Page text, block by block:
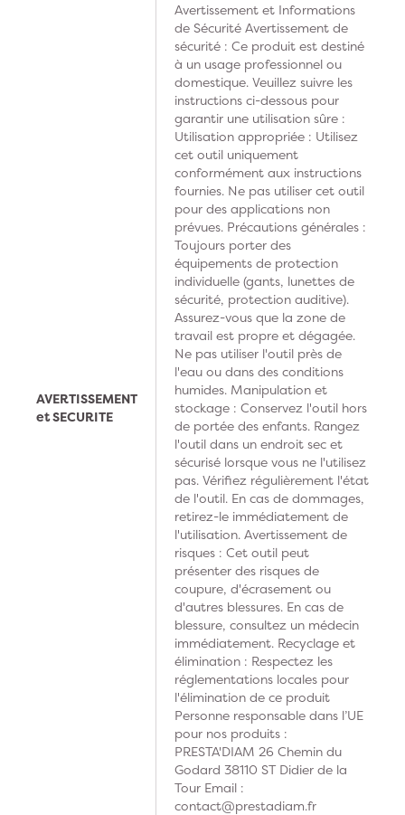
AVERTISSEMENT
et SECURITE
Avertissement et Informations
de Sécurité Avertissement de
sécurité : Ce produit est destiné
à un usage professionnel ou
domestique. Veuillez suivre les
instructions ci-dessous pour
garantir une utilisation sûre :
Utilisation appropriée : Utilisez
cet outil uniquement
conformément aux instructions
fournies. Ne pas utiliser cet outil
pour des applications non
prévues. Précautions générales :
Toujours porter des
équipements de protection
individuelle (gants, lunettes de
sécurité, protection auditive).
Assurez-vous que la zone de
travail est propre et dégagée.
Ne pas utiliser l'outil près de
l'eau ou dans des conditions
humides. Manipulation et
stockage : Conservez l'outil hors
de portée des enfants. Rangez
l'outil dans un endroit sec et
sécurisé lorsque vous ne l'utilisez
pas. Vérifiez régulièrement l'état
de l'outil. En cas de dommages,
retirez-le immédiatement de
l'utilisation. Avertissement de
risques : Cet outil peut
présenter des risques de
coupure, d'écrasement ou
d'autres blessures. En cas de
blessure, consultez un médecin
immédiatement. Recyclage et
élimination : Respectez les
réglementations locales pour
l'élimination de ce produit
Personne responsable dans l’UE
pour nos produits :
PRESTA'DIAM 26 Chemin du
Godard 38110 ST Didier de la
Tour Email :
contact@prestadiam.fr